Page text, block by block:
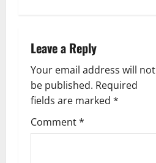
v
i
g
a
Leave a Reply
Your email address will not
be published. Required
fields are marked *
Comment*